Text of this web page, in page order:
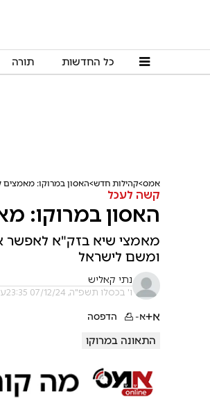
כל החדשות תורה
אמס קהילות חדש האסון במרוקו: מאמצים
קשה לעכל
האסון במרוקו:
מאמצי שיא בזק"א לאפשר
ומשם לישראל
נתי קאליש
ו' בכסלו תשפ"ה, 07/12/24 23:35
א+א- הדפסה
התאונה במרוקו